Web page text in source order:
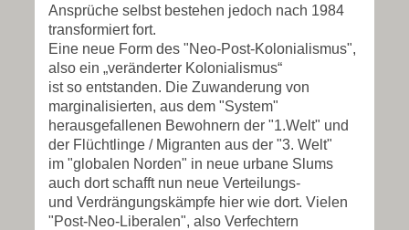
Ansprüche selbst bestehen jedoch nach 1984
transformiert fort.
Eine neue Form des "Neo-Post-Kolonialismus",
also ein „veränderter Kolonialismus“
ist so entstanden. Die Zuwanderung von
marginalisierten, aus dem "System"
herausgefallenen Bewohnern der "1.Welt" und
der Flüchtlinge / Migranten aus der "3. Welt"
im "globalen Norden" in neue urbane Slums
auch dort schafft nun neue Verteilungs-
und Verdrängungskämpfe hier wie dort. Vielen
"Post-Neo-Liberalen", also Verfechtern